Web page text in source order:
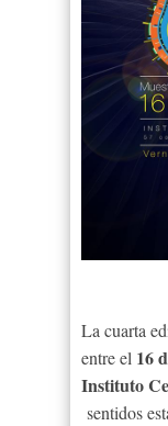
La cuarta
entre el 16
Instituto
sentidos